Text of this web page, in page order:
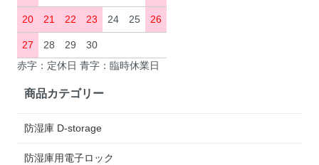
20 21 22 23 24 25 26
27 28 29
30
赤字：定休日 青字：臨時休業日
商品カテゴリー
防湿庫 D-storage
防湿庫用電子ロック